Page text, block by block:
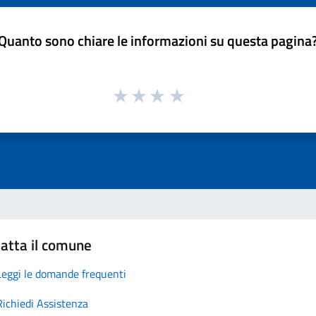
sono chiare le informazioni su questa
il comune
le domande frequenti
Assistenza